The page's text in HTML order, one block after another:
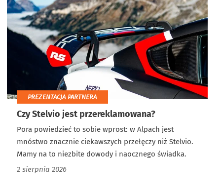
PREZENTACJA PARTNERA
Czy Stelvio jest przereklamowana?
Pora powiedzieć to sobie wprost: w Alpach jest
mnóstwo znacznie ciekawszych przełęczy niż Stelvio.
Mamy na to niezbite dowody i naocznego świadka.
2 sierpnia 2026